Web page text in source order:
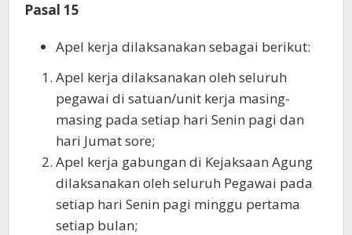
Pasal 15
Apel kerja dilaksanakan sebagai berikut:
Apel kerja dilaksanakan oleh seluruh
pegawai di satuan/unit kerja masing-
masing pada setiap hari Senin pagi dan
hari Jumat sore;
Apel kerja gabungan di Kejaksaan Agung
dilaksanakan oleh seluruh Pegawai pada
setiap hari Senin pagi minggu pertama
setiap bulan;